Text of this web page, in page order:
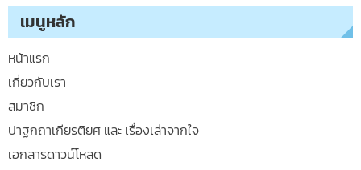
เมนูหลัก
หน้าแรก
เกี่ยวกับเรา
สมาชิก
ปาฐกถาเกียรติยศ และ เรื่องเล่าจากใจ
เอกสารดาวน์โหลด